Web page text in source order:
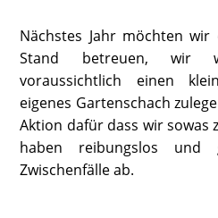
Nächstes Jahr möchten
Stand betreuen, wir
voraussichtlich einen
eigenes Gartenschach
Aktion dafür dass wir sowas
haben reibungslos und
Zwischenfälle ab.